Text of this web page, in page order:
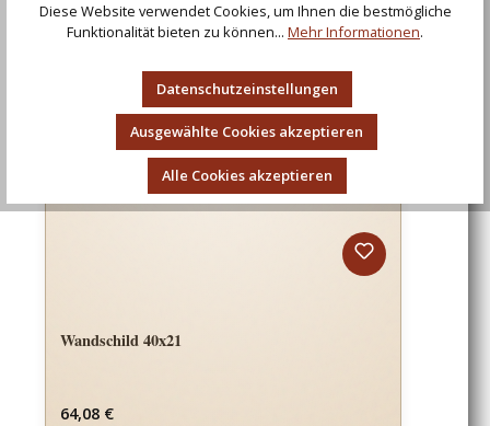
Wandschild 40x21
Regulärer Preis:
64,08 €
Diese Website verwendet Cookies, um Ihnen die bestmögliche
Funktionalität bieten zu können... Mehr Informationen.
Datenschutzeinstellungen
Ausgewählte Cookies akzeptieren
Alle Cookies akzeptieren